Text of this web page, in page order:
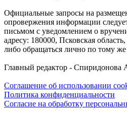
Официальные запросы на
опровержения информации
письмом с уведомлением о
адресу: 180000, Псковская
либо обращаться лично по тому же
Главный редактор - Спиридонова
Соглашение об использовании
Политика конфиденциальности
Согласие на обработку